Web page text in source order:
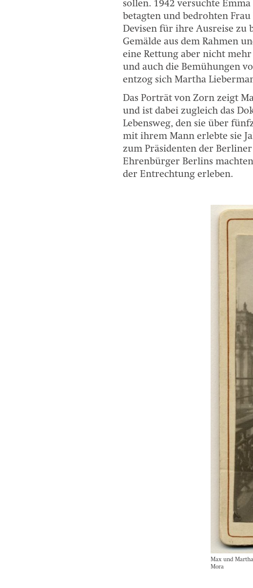
sollen. 1942 versuchte
betagten und bedrohten
Devisen für ihre Ausreise zu
Gemälde aus dem Rahmen
eine Rettung aber nicht
und auch die Bemühungen
entzog sich Martha
Das Porträt von Zorn zeigt
und ist dabei zugleich das
Lebensweg, den sie über
mit ihrem Mann erlebte sie
zum Präsidenten der
Ehrenbürger Berlins
der Entrechtung erleben.
Max und
Mora